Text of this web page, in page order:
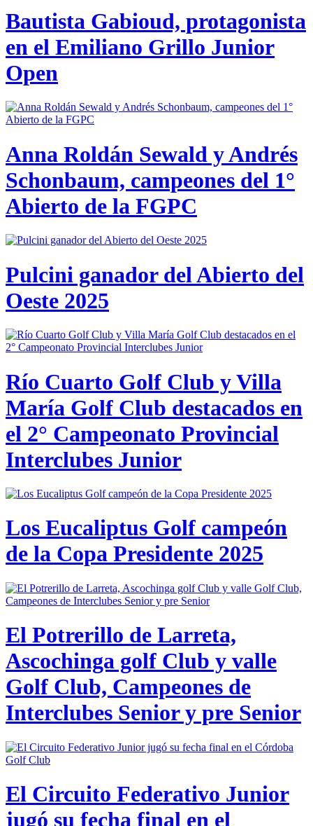
Bautista Gabioud, protagonista
en el Emiliano Grillo Junior
Open
Anna Roldán Sewald y Andrés
Schonbaum, campeones del 1°
Abierto de la FGPC
Pulcini ganador del Abierto del
Oeste 2025
Río Cuarto Golf Club y Villa
María Golf Club destacados en
el 2° Campeonato Provincial
Interclubes Junior
Los Eucaliptus Golf campeón
de la Copa Presidente 2025
El Potrerillo de Larreta,
Ascochinga golf Club y valle
Golf Club, Campeones de
Interclubes Senior y pre Senior
El Circuito Federativo Junior
jugó su fecha final en el